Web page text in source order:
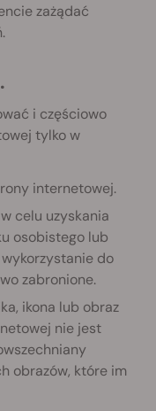
zażądać
i częściowo
tylko w
internetowej.
celu uzyskania
osobistego lub
do
zabronione.
ikona lub obraz
nie jest
obrazów, które im